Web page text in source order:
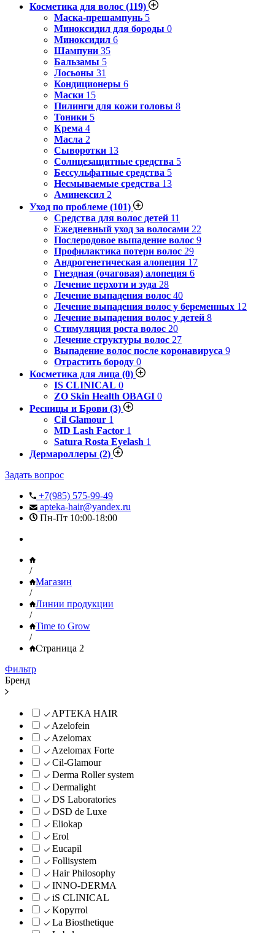
Косметика для волос (119)
Маска-прешампунь 5
Миноксидил для бороды 0
Миноксидил 6
Шампуни 35
Бальзамы 5
Лосьоны 31
Кондиционеры 6
Маски 15
Пилинги для кожи головы 8
Тоники 5
Крема 4
Масла 2
Сыворотки 13
Солнцезащитные средства 5
Бессульфатные средства 5
Несмываемые средства 13
Аминексил 2
Уход по проблеме (101)
Средства для волос детей 11
Ежедневный уход за волосами 22
Послеродовое выпадение волос 9
Профилактика потери волос 29
Андрогенетическая алопеция 17
Гнездная (очаговая) алопеция 6
Лечение перхоти и зуда 28
Лечение выпадения волос 40
Лечение выпадения волос у беременных 12
Лечение выпадения волос у детей 8
Стимуляция роста волос 20
Лечение структуры волос 27
Выпадение волос после коронавируса 9
Отрастить бороду 0
Косметика для лица (0)
IS CLINICAL 0
ZO Skin Health OBAGI 0
Ресницы и Брови (3)
Cil Glamour 1
MD Lash Factor 1
Satura Rosta Eyelash 1
Дермароллеры (2)
Задать вопрос
+7(985) 575-99-49
apteka-hair@yandex.ru
Пн-Пт 10:00-18:00
/
Магазин
/
Линии продукции
/
Time to Grow
/
Страница 2
Фильтр
Бренд
APTEKA HAIR
Azelofein
Azelomax
Azelomax Forte
Cil-Glamour
Derma Roller system
Dermalight
DS Laboratories
DSD de Luxe
Eliokap
Erol
Eucapil
Follisystem
Hair Philosophy
INNO-DERMA
iS CLINICAL
Kopyrrol
La Biosthetique